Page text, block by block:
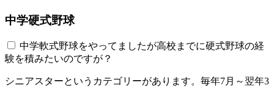
中学硬式野球
中学軟式野球をやってましたが高校までに硬式野球の経
験を積みたいのですが？
シニアスターというカテゴリーがあります。毎年7月～翌年3